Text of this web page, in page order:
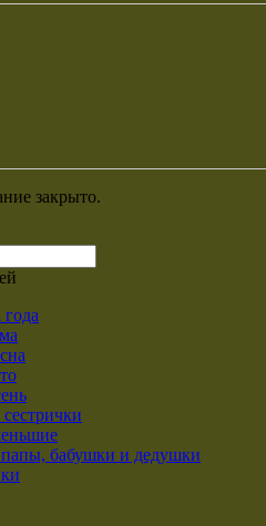
закрыто.
бабушки и дедушки